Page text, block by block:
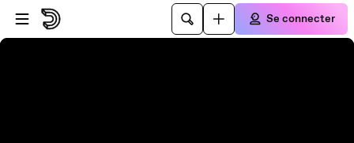
Passer au player
Passer au contenu principal
Se connecter